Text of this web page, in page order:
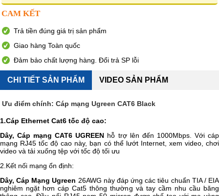
CAM KẾT
Trả tiền đúng giá trị sản phẩm
Giao hàng Toàn quốc
Đảm bảo chất lượng hàng. Đổi trả SP lỗi
CHI TIẾT SẢN PHẨM VIDEO SẢN PHẨM
Ưu điểm chính: Cáp mạng Ugreen CAT6 Black
1.Cáp Ethernet Cat6 tốc độ cao:
Dây, Cáp mạng CAT6 UGREEN hỗ trợ lên đến 1000Mbps. Với cáp
mạng RJ45 tốc độ cao này, bạn có thể lướt Internet, xem video, chơi
video và tải xuống tệp với tốc độ tối ưu
2 Kết nối mạng ổn định:
Dây, Cáp Mạng Ugreen 26AWG này đáp ứng các tiêu chuẩn TIA / EIA
nghiêm ngặt hơn cáp Cat5 thông thường và tay cầm nhu cầu băng